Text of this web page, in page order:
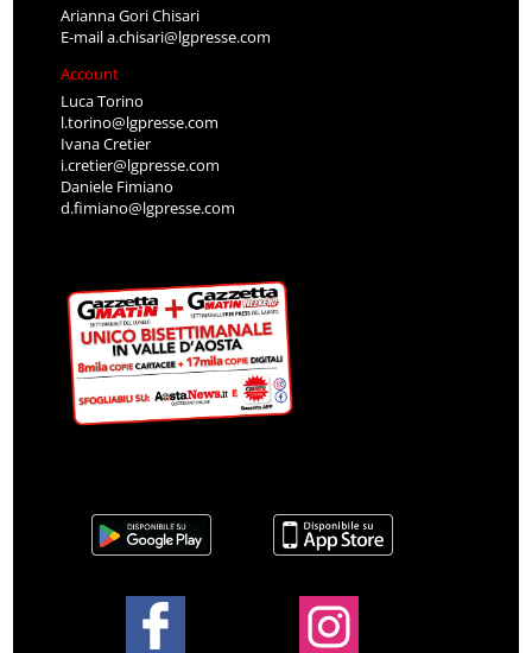
Arianna Gori Chisari
E-maila.chisari@lgpresse.com
Account
Luca Torino
l.torino@lgpresse.com
Ivana Cretier
i.cretier@lgpresse.com
Daniele Fimiano
d.fimiano@lgpresse.com